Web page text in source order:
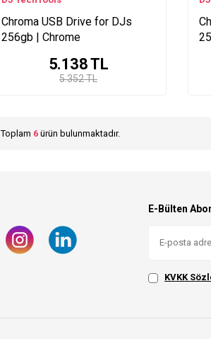
Chroma USB Drive for DJs
256gb | Chrome
5.352 TL
5.138TL
Toplam 6 ürün bulunmaktadır.
E-Bülten
KVKK